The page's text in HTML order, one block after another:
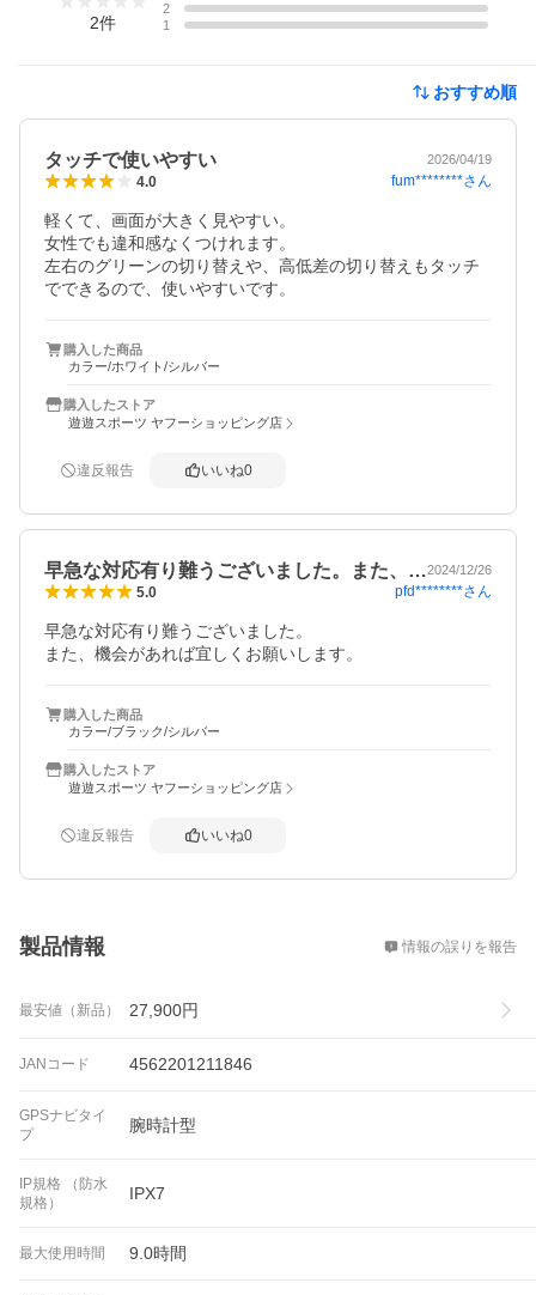
2件
2
1
おすすめ順
タッチで使いやすい 2026/04/19
4.0 fum********さん
軽くて、画面が大きく見やすい。
女性でも違和感なくつけれます。
左右のグリーンの切り替えや、高低差の切り替えもタッチ
でできるので、使いやすいです。
購入した商品
カラー/ホワイト/シルバー
購入したストア
遊遊スポーツ ヤフーショッピング店
違反報告 いいね0
早急な対応有り難うございました。また、…2024/12/26
5.0 pfd********さん
早急な対応有り難うございました。
また、機会があれば宜しくお願いします。
購入した商品
カラー/ブラック/シルバー
購入したストア
遊遊スポーツ ヤフーショッピング店
違反報告 いいね0
製品情報 情報の誤りを報告
最安値（新品） 27,900円
JANコード 4562201211846
GPSナビタイ
プ
腕時計型
IP規格 （防水
規格）
IPX7
最大使用時間 9.0時間